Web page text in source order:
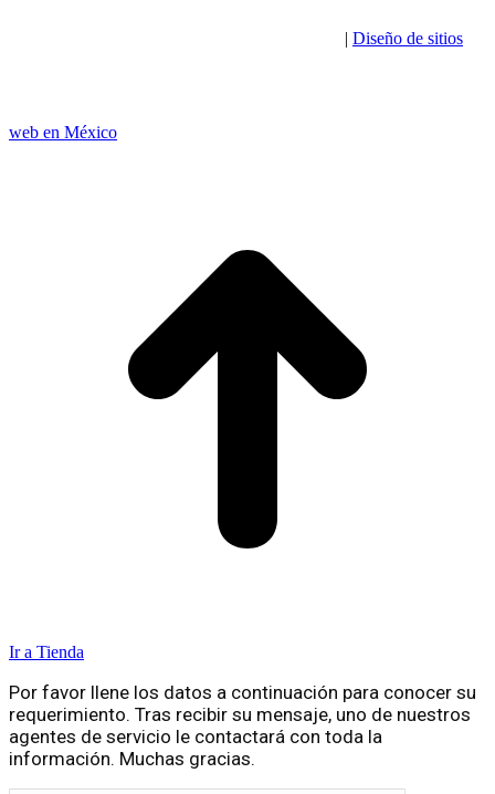
| Diseño de sitios
web en México
Ir a Tienda
Por favor llene los datos a continuación para conocer su
requerimiento. Tras recibir su mensaje, uno de nuestros
agentes de servicio le contactará con toda la
información. Muchas gracias.